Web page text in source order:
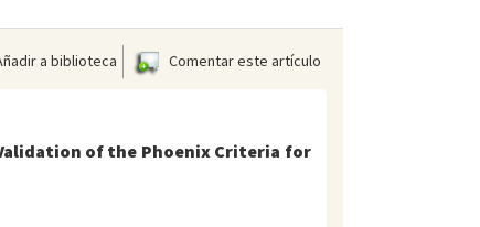
a biblioteca Comentar este artículo
of the Phoenix Criteria for